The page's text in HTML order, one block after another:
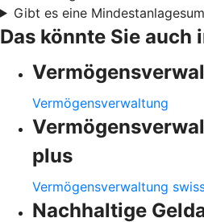
Gibt es eine
Das könnte Sie auch
Vermögensverwaltung
plus
Vermögensverwaltung
Nachhaltige